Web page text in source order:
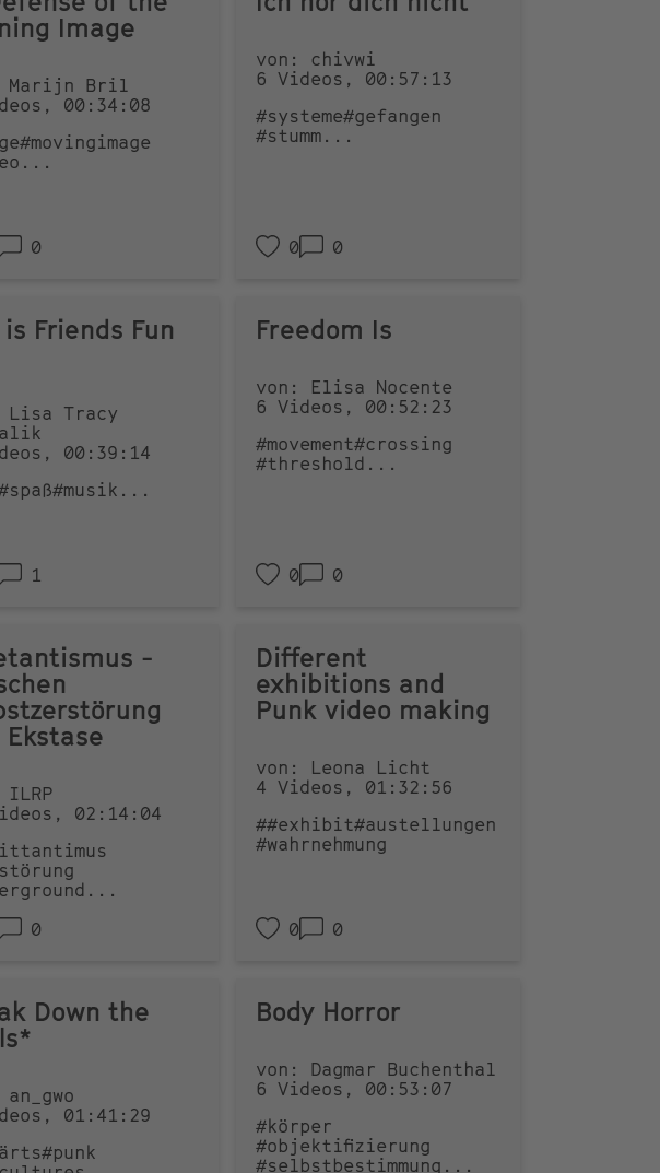
Image
Marijn Bril
00:34:08
#movingimage
...
0
von: chivwi
6 Videos, 00:57:13
#systeme#gefangen
#stumm ...
0 0
is Friends Fun
Lisa Tracy
00:39:14
#musik ...
1
Freedom Is
von: Elisa Nocente
6 Videos, 00:52:23
#movement#crossing
#threshold ...
0 0
-
Ekstase
02:14:04
...
0
Different
exhibitions and
Punk video making
von: Leona Licht
4 Videos, 01:32:56
##exhibit#austellungen
#wahrnehmung
0 0
Down the
01:41:29
#punk
Body Horror
von: Dagmar Buchenthal
6 Videos, 00:53:07
#körper
#objektifizierung
#selbstbestimmung ...